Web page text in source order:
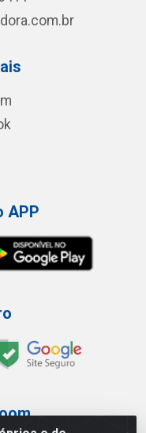
APP